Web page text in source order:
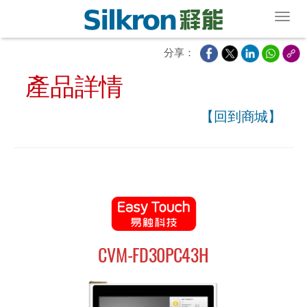
分享：
產品詳情
【回到商城】
CVM-FD30PC43H